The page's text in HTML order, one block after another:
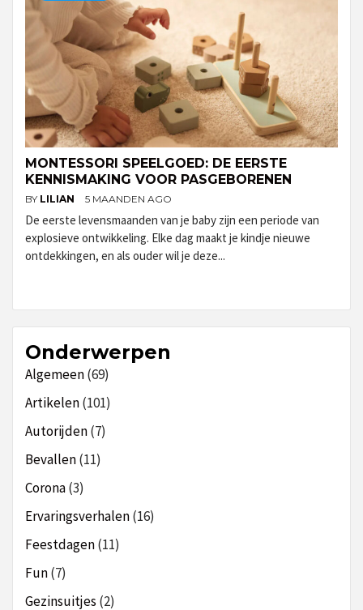
MONTESSORI SPEELGOED: DE EERSTE
KENNISMAKING VOOR PASGEBORENEN
BY LILIAN 5 MAANDEN AGO
De eerste levensmaanden van je baby zijn een periode van
explosieve ontwikkeling. Elke dag maakt je kindje nieuwe
ontdekkingen, en als ouder wil je deze...
Onderwerpen
Algemeen(69)
Artikelen(101)
Autorijden(7)
Bevallen(11)
Corona(3)
Ervaringsverhalen(16)
Feestdagen(11)
Fun(7)
Gezinsuitjes (2)